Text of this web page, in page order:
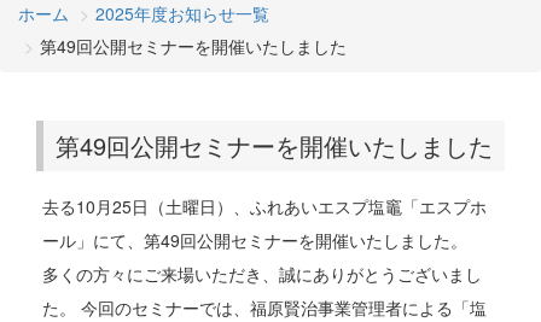
ホーム
2025年度お知らせ一覧
第49回公開セミナーを開催いたしました
第49回公開セミナーを開催いたしました
去る10月25日（土曜日）、ふれあいエスプ塩竈「エスプホ
ール」にて、第49回公開セミナーを開催いたしました。
多くの方々にご来場いただき、誠にありがとうございまし
た。 今回のセミナーでは、福原賢治事業管理者による「塩